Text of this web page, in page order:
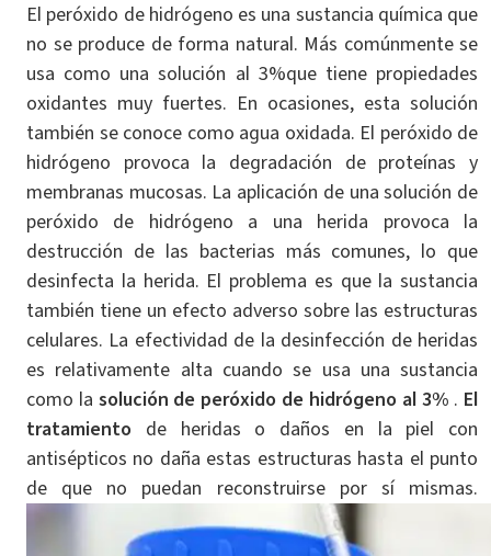
El peróxido de hidrógeno es una sustancia química que
no se produce de forma natural. Más comúnmente se
usa como una solución al 3%que tiene propiedades
oxidantes muy fuertes. En ocasiones, esta solución
también se conoce como agua oxidada. El peróxido de
hidrógeno provoca la degradación de proteínas y
membranas mucosas. La aplicación de una solución de
peróxido de hidrógeno a una herida provoca la
destrucción de las bacterias más comunes, lo que
desinfecta la herida. El problema es que la sustancia
también tiene un efecto adverso sobre las estructuras
celulares. La efectividad de la desinfección de heridas
es relativamente alta cuando se usa una sustancia
como la solución de peróxido de hidrógeno al 3% . El
tratamiento de heridas o daños en la piel con
antisépticos no daña estas estructuras hasta el punto
de que no puedan reconstruirse por sí mismas.